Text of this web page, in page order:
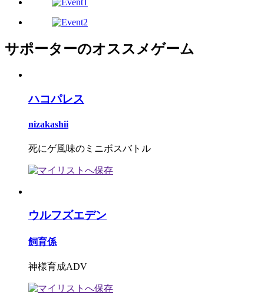
サポーターのオススメゲーム
ハコパレス
nizakashii
死にゲ風味のミニボスバトル
ウルフズエデン
飼育係
神様育成ADV